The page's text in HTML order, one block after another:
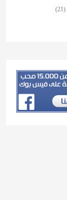
(21)